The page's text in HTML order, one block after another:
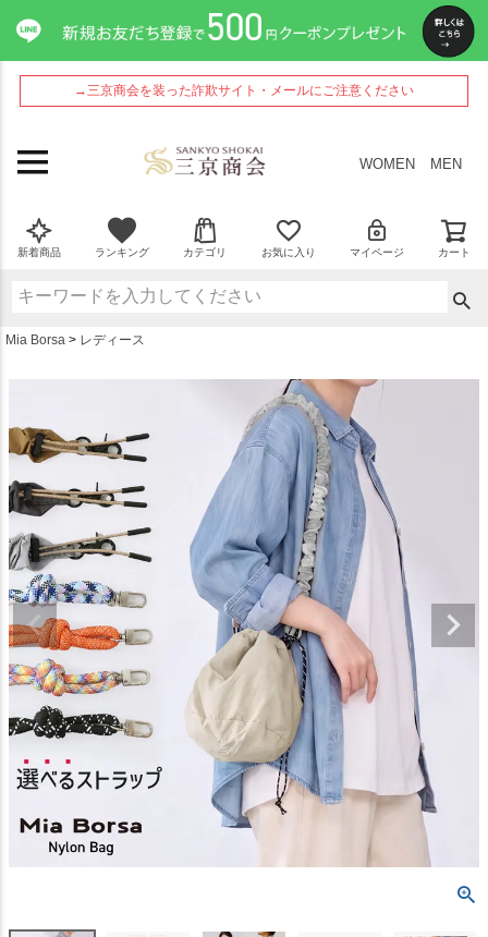
→三京商会を装った詐欺サイト・メールにご注意ください
WOMEN MEN
新着商品 ランキング カテゴリ お気に入り マイページ カート
Mia Borsa レディース
ペー
ジト
ップ
へ